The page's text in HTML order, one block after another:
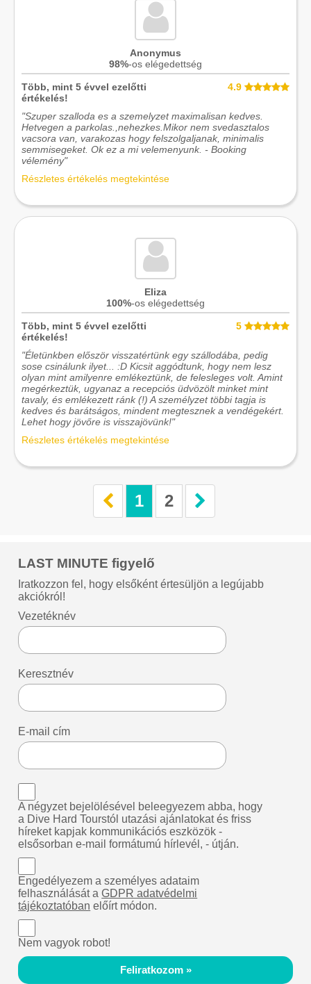
Anonymus
98%-os elégedettség
Több, mint 5 évvel ezelőtti
értékelés!
4.9
"Szuper szalloda es a szemelyzet maximalisan kedves.
Hetvegen a parkolas.,nehezkes.Mikor nem svedasztalos
vacsora van, varakozas hogy felszolgaljanak, minimalis
semmisegeket. Ok ez a mi velemenyunk. - Booking
vélemény"
Részletes értékelés megtekintése
Eliza
100%-os elégedettség
Több, mint 5 évvel ezelőtti
értékelés!
5
"Életünkben először visszatértünk egy szállodába, pedig
sose csinálunk ilyet... :D Kicsit aggódtunk, hogy nem lesz
olyan mint amilyenre emlékeztünk, de felesleges volt. Amint
megérkeztük, ugyanaz a recepciós üdvözölt minket mint
tavaly, és emlékezett ránk (!) A személyzet többi tagja is
kedves és barátságos, mindent megtesznek a vendégekért.
Lehet hogy jövőre is visszajövünk!"
Részletes értékelés megtekintése
1 2
LAST MINUTE figyelő
Iratkozzon fel, hogy elsőként értesüljön a legújabb
akciókról!
Vezetéknév
Keresztnév
E-mail cím
A négyzet bejelölésével beleegyezem abba, hogy
a Dive Hard Tourstól utazási ajánlatokat és friss
híreket kapjak kommunikációs eszközök -
elsősorban e-mail formátumú hírlevél, - útján.
Engedélyezem a személyes adataim
felhasználását aGDPR adatvédelmi
tájékoztatóban előírt módon.
Nem vagyok robot!
Feliratkozom »